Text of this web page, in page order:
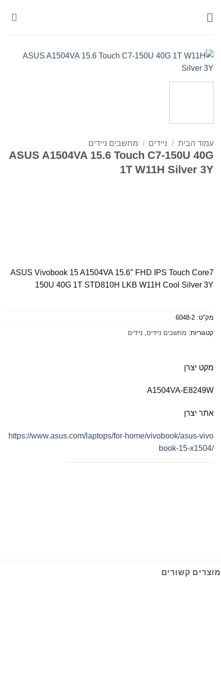
עמוד הבית / ניידים / מחשבים ניידים
ASUS A1504VA 15.6 Touch C7-150U 40G
1T W11H Silver 3Y
ASUS Vivobook 15 A1504VA 15.6″ FHD IPS Touch Core7
150U 40G 1T STD810H LKB W11H Cool Silver 3Y
מק"ט: 6048-2
קטגוריות: מחשבים ניידים ניידים
מקט יצרן
A1504VA-E8249W
אתר יצרן
https://www.asus.com/laptops/for-home/vivobook/asus-vivo
book-15-x1504/
מוצרים קשורים